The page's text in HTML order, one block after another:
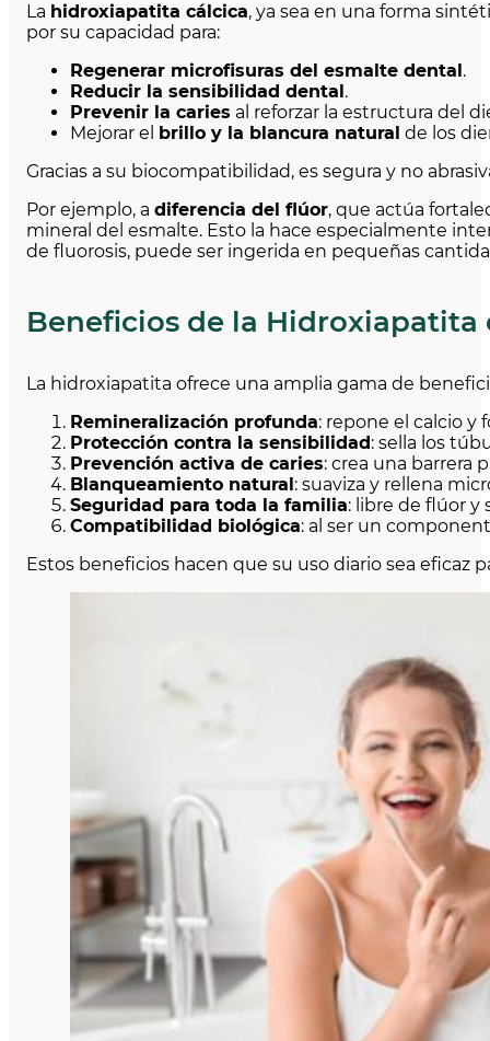
La hidroxiapatita cálcica, ya sea en una forma
por su capacidad para:
Regenerar microfisuras del esmalte dental.
Reducir la sensibilidad dental.
Prevenir la caries al reforzar la estructura del
Mejorar el brillo y la blancura natural de los
Gracias a su biocompatibilidad, es segura y no
Por ejemplo, a diferencia del flúor, que actúa
mineral del esmalte. Esto la hace especialmente
de fluorosis, puede ser ingerida en pequeñas
Beneficios de la Hidroxiapatita
La hidroxiapatita ofrece una amplia gama de
Remineralización profunda: repone el calcio y
Protección contra la sensibilidad : sella los
Prevención activa de caries: crea una barrera
Blanqueamiento natural : suaviza y rellena
Seguridad para toda la familia: libre de flúor y
Compatibilidad biológica: al ser un
Estos beneficios hacen que su uso diario sea